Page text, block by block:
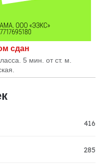
сдан
5 мин. от ст. м.
416
285